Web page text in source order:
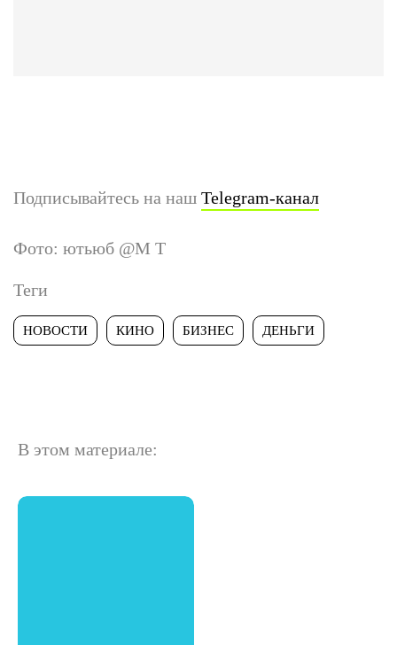
Подписывайтесь на наш Telegram-канал
Фото: ютьюб @M T
Теги
НОВОСТИ КИНО БИЗНЕС ДЕНЬГИ
В этом материале: